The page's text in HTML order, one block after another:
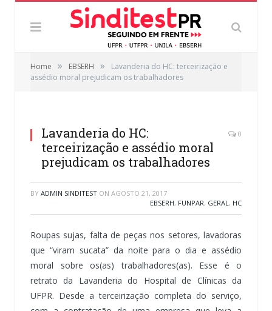
Home » EBSERH »
Lavanderia do HC: terceirização e
assédio moral prejudicam os trabalhadores
Lavanderia do HC:
terceirização e assédio moral
prejudicam os trabalhadores
0
BY ADMIN SINDITEST ON AGOSTO 21, 2017
EBSERH, FUNPAR, GERAL , HC
Roupas sujas, falta de peças nos setores, lavadoras
que “viram sucata” da noite para o dia e assédio
moral sobre os(as) trabalhadores(as). Esse é o
retrato da Lavanderia do Hospital de Clínicas da
UFPR. Desde a terceirização completa do serviço,